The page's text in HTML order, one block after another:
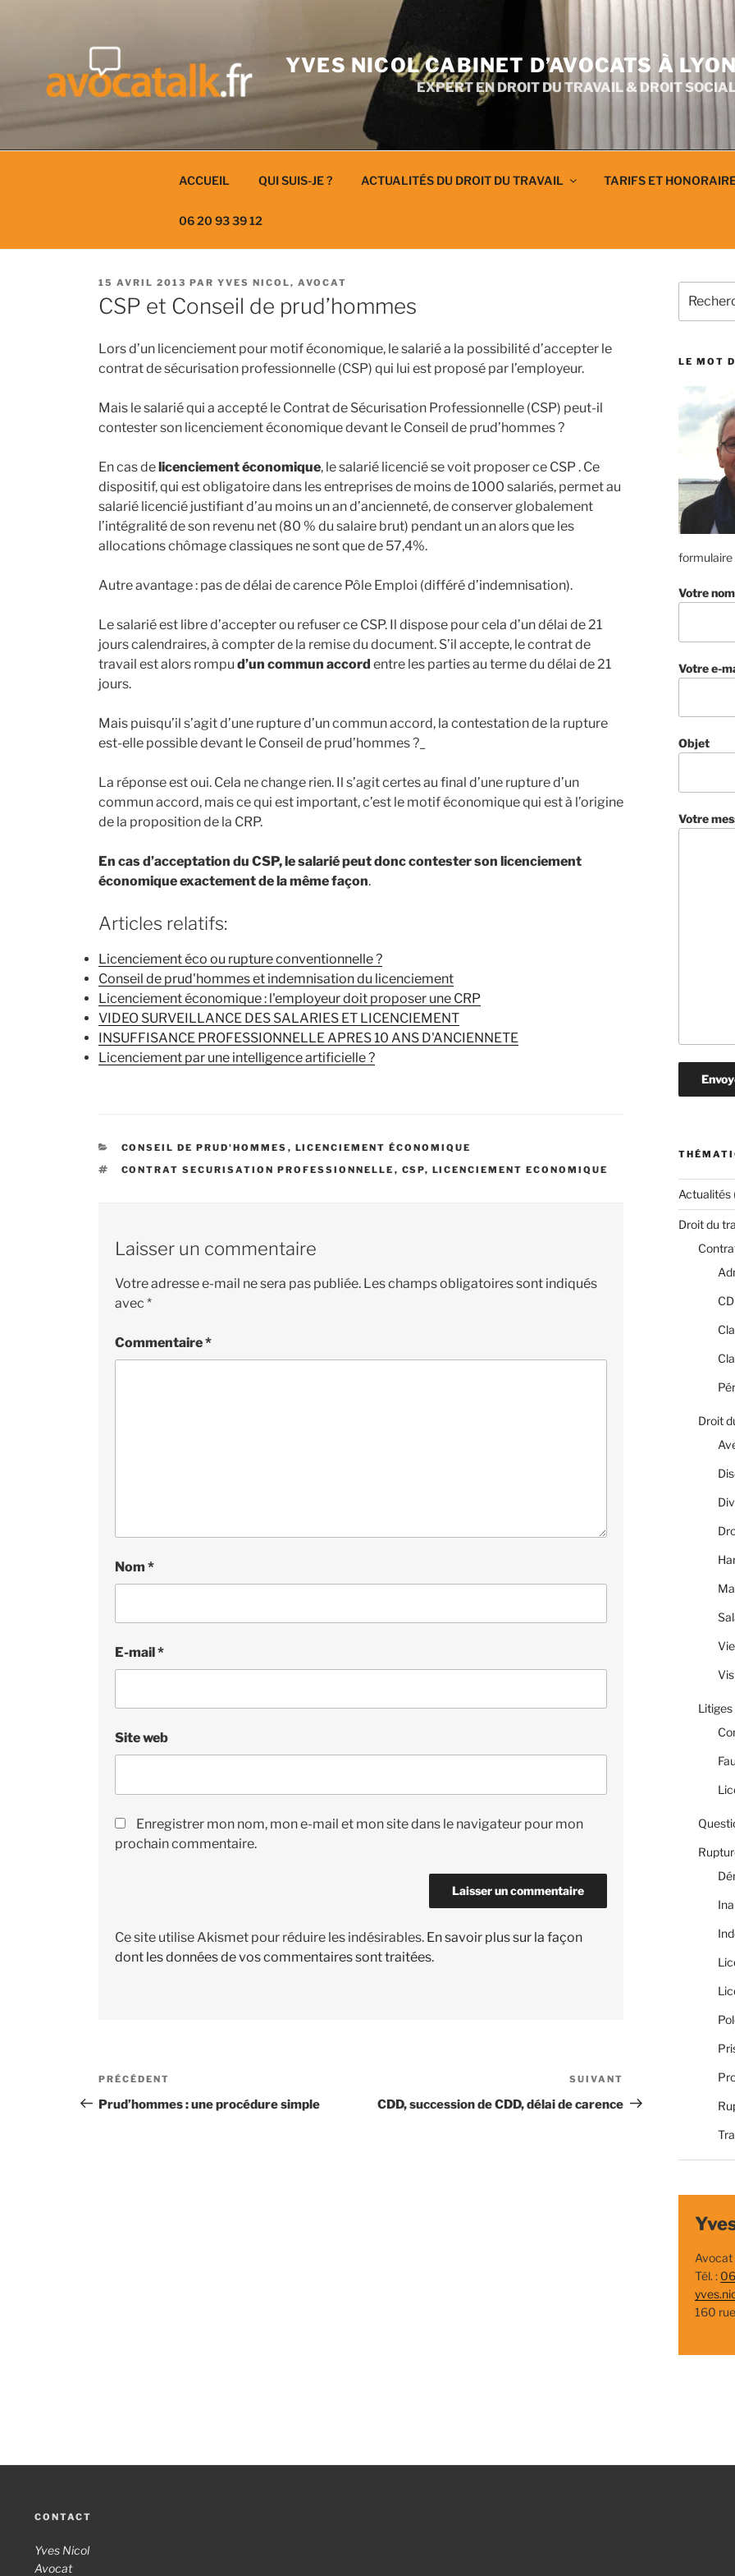
YVES NICOL CABINET D’AVOCATS À
EXPERT EN DROIT DU TRAVAIL & DROIT
ACCUEIL QUI SUIS-JE ? ACTUALITÉS DU DROIT DU TRAVAIL TARIFS ET
06 20 93 39 12
PUBLIÉ
LE
15 AVRIL 2013 PAR YVES NICOL, AVOCAT
CSP et Conseil de prud’hommes
Lors d’un licenciement pour motif économique, le salarié a la possibilité d’accepter le
contrat de sécurisation professionnelle (CSP) qui lui est proposé par l’employeur.
Mais le salarié qui a accepté le Contrat de Sécurisation Professionnelle (CSP) peut-il
contester son licenciement économique devant le Conseil de prud’hommes ?
En cas de licenciement économique, le salarié licencié se voit proposer ce CSP . Ce
dispositif, qui est obligatoire dans les entreprises de moins de 1000 salariés, permet au
salarié licencié justifiant d’au moins un an d’ancienneté, de conserver globalement
l’intégralité de son revenu net (80 % du salaire brut) pendant un an alors que les
allocations chômage classiques ne sont que de 57,4%.
Autre avantage : pas de délai de carence Pôle Emploi (différé d’indemnisation).
Le salarié est libre d’accepter ou refuser ce CSP. Il dispose pour cela d’un délai de 21
jours calendraires, à compter de la remise du document. S’il accepte, le contrat de
travail est alors rompu d’un commun accord entre les parties au terme du délai de 21
jours.
Mais puisqu’il s’agit d’une rupture d’un commun accord, la contestation de la rupture
est-elle possible devant le Conseil de prud’hommes ?_
La réponse est oui. Cela ne change rien. Il s’agit certes au final d’une rupture d’un
commun accord, mais ce qui est important, c’est le motif économique qui est à l’origine
de la proposition de la CRP.
En cas d’acceptation du CSP, le salarié peut donc contester son licenciement
économique exactement de la même façon.
Articles relatifs:
Licenciement éco ou rupture conventionnelle ?
Conseil de prud'hommes et indemnisation du licenciement
Licenciement économique : l'employeur doit proposer une CRP
VIDEO SURVEILLANCE DES SALARIES ET LICENCIEMENT
INSUFFISANCE PROFESSIONNELLE APRES 10 ANS D'ANCIENNETE
Licenciement par une intelligence artificielle ?
CATÉGORIES
CONSEIL DE PRUD'HOMMES , LICENCIEMENT ÉCONOMIQUE
ÉTIQUETTES
CONTRAT SECURISATION PROFESSIONNELLE , CSP, LICENCIEMENT ECONOMIQUE
Laisser un commentaire
Votre adresse e-mail ne sera pas publiée. Les champs obligatoires sont indiqués
avec *
Commentaire*
Nom *
E-mail*
Site web
Enregistrer mon nom, mon e-mail et mon site dans le navigateur pour mon
prochain commentaire.
Ce site utilise Akismet pour réduire les indésirables. En savoir plus sur la façon
dont les données de vos commentaires sont traitées.
Navigation
de
Article
précédent
PRÉCÉDENT
Prud’hommes : une procédure simple
suivant
SUIVANT
CDD, succession de CDD, délai de carence
pour
LE MOT
formulaire
Votre nom
Votre e-
Objet
Votre
Actualités
Droit du
Droit
Litiges
Avocat
Tél. :
160
CONTACT
Yves Nicol
Avocat